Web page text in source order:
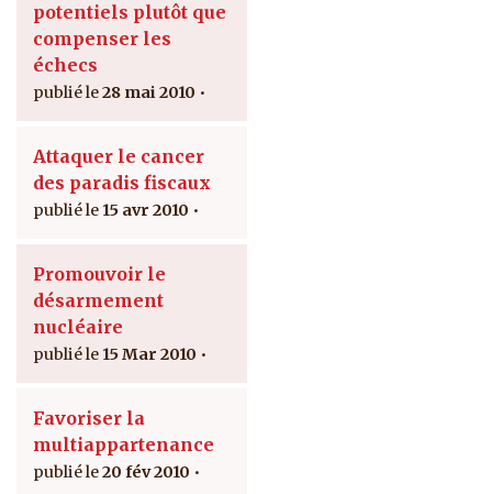
potentiels plutôt que
compenser les
échecs
28 mai 2010
Attaquer le cancer
des paradis fiscaux
15 avr 2010
Promouvoir le
désarmement
nucléaire
15 Mar 2010
Favoriser la
multiappartenance
20 fév 2010